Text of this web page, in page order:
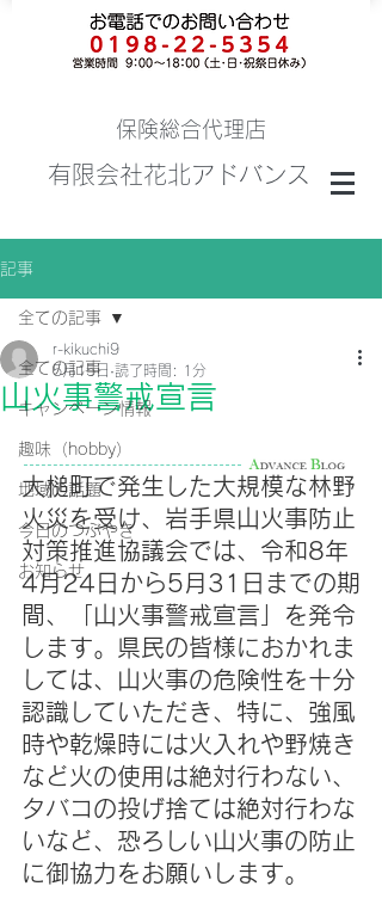
保険総合代理店
有限会社花北アドバンス
記事
全ての記事
キャンペーン情報
趣味（hobby）
地域の話題
今日のつぶやき
お知らせ
全ての記事
山火事警戒宣言
r-kikuchi9
5月15日 読了時間: 1分
大槌町で発生した大規模な林野
火災を受け、岩手県山火事防止
対策推進協議会では、令和8年
4月24日から5月31日までの期
間、「山火事警戒宣言」を発令
します。県民の皆様におかれま
しては、山火事の危険性を十分
認識していただき、特に、強風
時や乾燥時には火入れや野焼き
など火の使用は絶対行わない、
タバコの投げ捨ては絶対行わな
いなど、恐ろしい山火事の防止
に御協力をお願いします。